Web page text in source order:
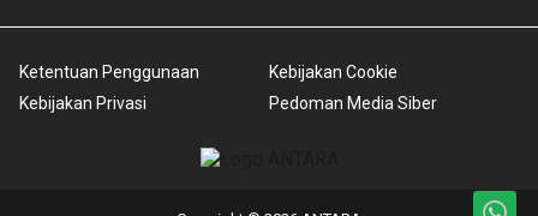
Ketentuan Penggunaan
Kebijakan Privasi
Kebijakan Cookie
Pedoman Media Siber